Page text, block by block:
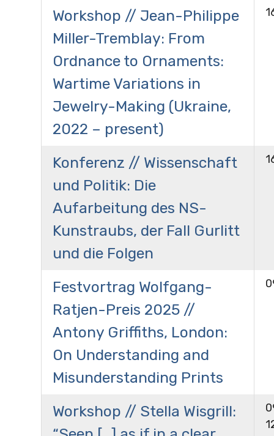
Workshop // Jean-Philippe
Miller-Tremblay: From
Ordnance to Ornaments:
Wartime Variations in
Jewelry-Making (Ukraine,
2022 – present)
Konferenz // Wissenschaft
und Politik: Die
Aufarbeitung des NS-
Kunstraubs, der Fall Gurlitt
und die Folgen
Festvortrag Wolfgang-
Ratjen-Preis 2025 //
Antony Griffiths, London:
On Understanding and
Misunderstanding Prints
Workshop // Stella Wisgrill: